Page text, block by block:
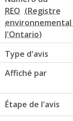
REO
Type d'avis
Affiché par
Étape de l'avis